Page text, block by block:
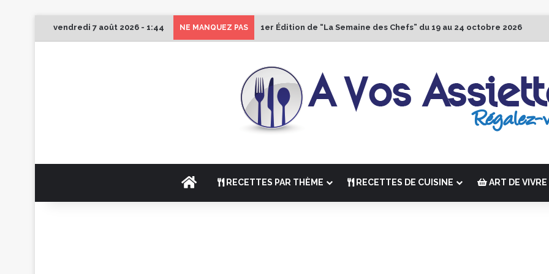
vendredi 7 août 2026 - 1:44 NE MANQUEZ PAS 1er Édition de “La Semaine des Chefs” du 19 au 24 octobre 2026
ACCUEILRECETTES PAR THÈME RECETTES DE CUISINE ART DE VIVRE